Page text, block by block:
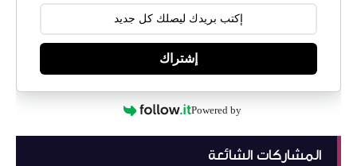
إشتراك
Powered by
المشاركات الشائعة